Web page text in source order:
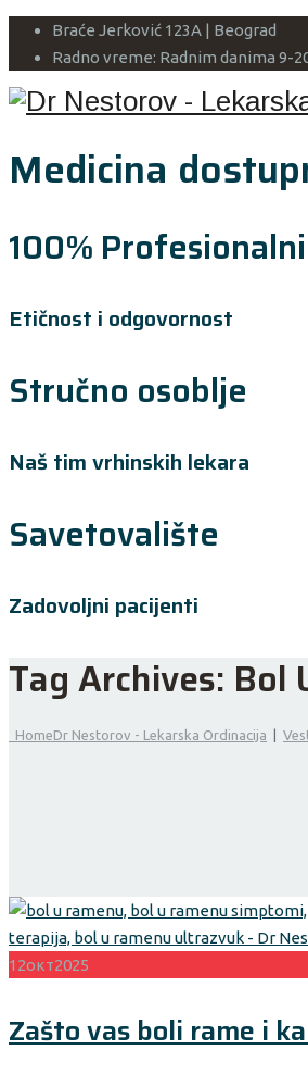
Braće Jerković 123A | Beograd
Radno vreme: Radnim danima 9-
Medicina
100% Profesionalni
Etičnost i odgovornost
Stručno osoblje
Naš tim vrhinskih lekara
Savetovalište
Zadovoljni pacijenti
Tag Archives: Bol
HomeDr Nestorov - Lekarska Ordinacija |
12окт2025
Zašto vas boli rame i